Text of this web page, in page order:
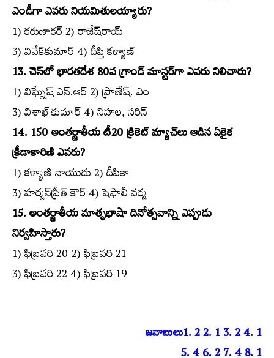
ఎండీగా ఎవరు నియమితులయ్యారు?
1) కరుణాకర్‌ 2) రాజేష్‌రాయ్‌
3) వివేక్‌కుమార్‌ 4) దీప్తి కళ్యాణ్‌
13. చెస్‌లో భారతదేశ 80వ గ్రాండ్‌ మాస్టర్‌గా ఎవరు నిలిచారు?
1) విఘ్నేష్‌ ఎన్‌.ఆర్‌ 2) ప్రాణేష్‌. ఎం
3) విశాఖ్‌ కుమార్‌ 4) నిహల, సరిన్‌
14. 150 అంతర్జాతీయ టీ20 క్రికెట్‌ మ్యాచ్‌లు ఆడిన ఏకైక
క్రీడాకారిణి ఎవరు?
1) కళ్యాణి నాయుడు 2) దీపికా
3) హర్మన్‌ప్రీత్‌ కౌర్‌ 4) షెఫాలీ వర్మ
15. అంతర్జాతీయ మాతృభాషా దినోత్సవాన్ని ఎప్పుడు
నిర్వహిస్తారు?
1) ఫిబ్రవరి 20 2) ఫిబ్రవరి 21
3) ఫిబ్రవరి 22 4) ఫిబ్రవరి 19
జవాబులు1. 2 2. 1 3. 2 4. 1